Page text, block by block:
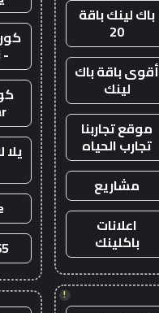
باك لينك باقة
20
أقوى باقة باك
لينك
موقع تجاربنا
تجارب الحياه
مشاريع
اعلانات
باكلينك
!
- kora onli